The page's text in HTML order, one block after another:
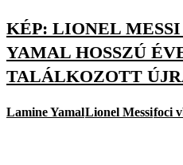
KÉP: LIONEL
YAMAL HOSSZÚ
TALÁLKOZOTT
Lamine YamalLionel Messifoci